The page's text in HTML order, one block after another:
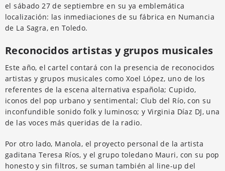
el sábado 27 de septiembre en su ya emblemática
localización: las inmediaciones de su fábrica en Numancia
de La Sagra, en Toledo.
Reconocidos artistas y grupos musicales
Este año, el cartel contará con la presencia de reconocidos
artistas y grupos musicales como Xoel López, uno de los
referentes de la escena alternativa española; Cupido,
iconos del pop urbano y sentimental; Club del Río, con su
inconfundible sonido folk y luminoso; y Virginia Díaz DJ, una
de las voces más queridas de la radio.
Por otro lado, Manola, el proyecto personal de la artista
gaditana Teresa Ríos, y el grupo toledano Mauri, con su pop
honesto y sin filtros, se suman también al line-up del